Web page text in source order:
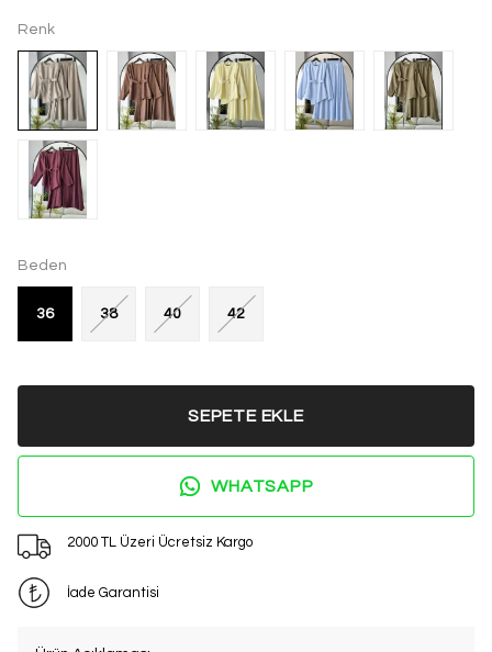
Renk
Beden
36 38 40 42
SEPETE EKLE
WHATSAPP
2000 TL Üzeri Ücretsiz Kargo
İade Garantisi